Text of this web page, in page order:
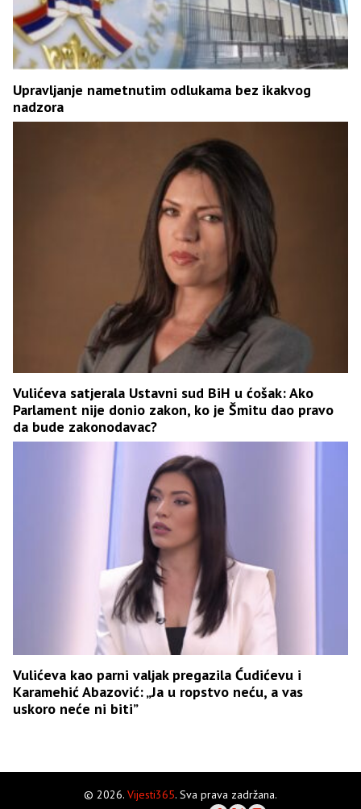
Upravljanje nametnutim odlukama bez ikakvog
nadzora
Vulićeva satjerala Ustavni sud BiH u ćošak: Ako
Parlament nije donio zakon, ko je Šmitu dao pravo
da bude zakonodavac?
Vulićeva kao parni valjak pregazila Ćudićevu i
Karamehić Abazović: „Ja u ropstvo neću, a vas
uskoro neće ni biti”
© 2026. Vijesti365. Sva prava zadržana.